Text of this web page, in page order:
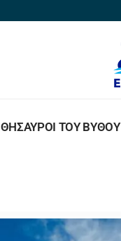
ΘΗΣΑΥΡΟΙ ΤΟΥ ΒΥΘΟΥ